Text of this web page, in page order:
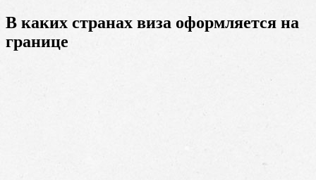
В каких странах виза оформляется на
границе